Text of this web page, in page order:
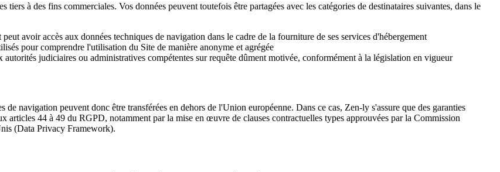
à des fins commerciales. Vos données peuvent toutefois être partagées avec les catégories de destinataires suivantes, dans le
avoir accès aux données techniques de navigation dans le cadre de la fourniture de ses services d'hébergement
pour comprendre l'utilisation du Site de manière anonyme et agrégée
autorités judiciaires ou administratives compétentes sur requête dûment motivée, conformément à la législation en vigueur
navigation peuvent donc être transférées en dehors de l'Union européenne. Dans ce cas, Zen-ly s'assure que des garanties
articles 44 à 49 du RGPD, notamment par la mise en œuvre de clauses contractuelles types approuvées par la Commission
(Data Privacy Framework).